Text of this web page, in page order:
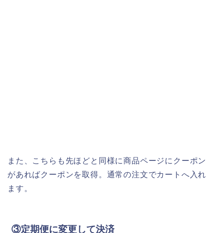
また、こちらも先ほどと同様に商品ページにクーポン
があればクーポンを取得。通常の注文でカートへ入れ
ます。
③定期便に変更して決済